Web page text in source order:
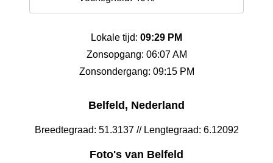
Lokale tijd: 09:29 PM
Zonsopgang: 06:07 AM
Zonsondergang: 09:15 PM
Belfeld, Nederland
Breedtegraad: 51.3137 // Lengtegraad: 6.12092
Foto's van Belfeld